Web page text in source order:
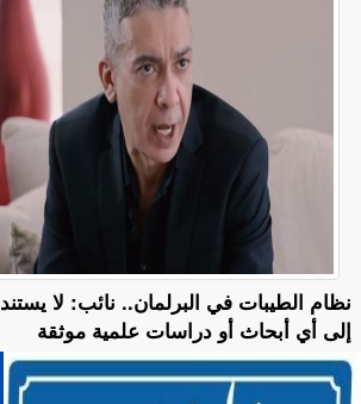
نظام الطيبات في البرلمان.. نائب: لا يستند
إلى أي أبحاث أو دراسات علمية موثقة